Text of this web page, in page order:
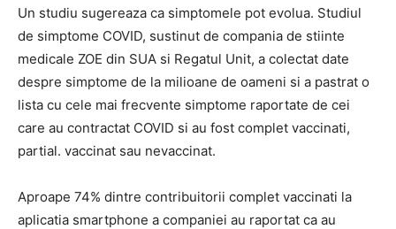
Un studiu sugereaza ca simptomele pot evolua. Studiul
de simptome COVID, sustinut de compania de stiinte
medicale ZOE din SUA si Regatul Unit, a colectat date
despre simptome de la milioane de oameni si a pastrat o
lista cu cele mai frecvente simptome raportate de cei
care au contractat COVID si au fost complet vaccinati,
partial. vaccinat sau nevaccinat.
Aproape 74% dintre contribuitorii complet vaccinati la
aplicatia smartphone a companiei au raportat ca au